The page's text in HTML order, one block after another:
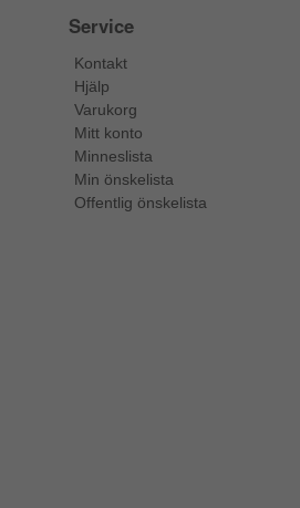
Service
Kontakt
Hjälp
Varukorg
Mitt konto
Minneslista
Min önskelista
Offentlig önskelista